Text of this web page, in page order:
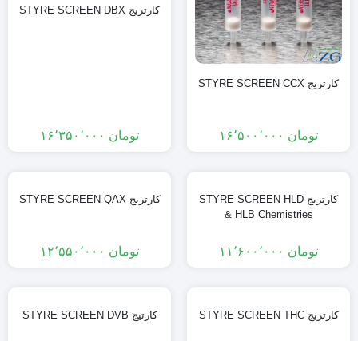
کارتریج STYRE SCREEN CCX
تومان
کارتریج STYRE SCREEN DBX
تومان
کارتریج STYRE SCREEN HLD
& HLB Chemistries
تومان
کارتریج STYRE SCREEN QAX
تومان
کارتریج STYRE SCREEN THC کارتیج STYRE SCREEN DVB